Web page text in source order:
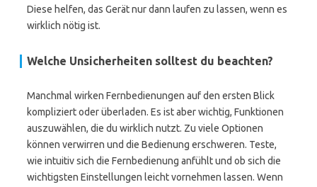
Diese helfen, das Gerät nur dann laufen zu lassen, wenn es
wirklich nötig ist.
Welche Unsicherheiten solltest du beachten?
Manchmal wirken Fernbedienungen auf den ersten Blick
kompliziert oder überladen. Es ist aber wichtig, Funktionen
auszuwählen, die du wirklich nutzt. Zu viele Optionen
können verwirren und die Bedienung erschweren. Teste,
wie intuitiv sich die Fernbedienung anfühlt und ob sich die
wichtigsten Einstellungen leicht vornehmen lassen. Wenn